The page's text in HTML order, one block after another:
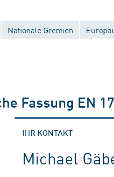
Nationale Gremien
Fassung EN
IHR KONTAKT
Michael